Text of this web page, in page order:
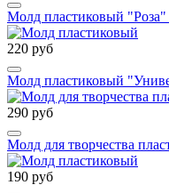
Молд пластиковый "Роза"
220 руб
Молд пластиковый
290 руб
Молд для творчества
190 руб